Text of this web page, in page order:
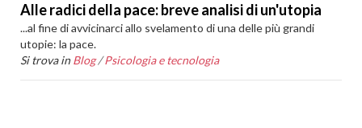
Alle radici della pace: breve analisi di un'utopia
...al fine di avvicinarci allo svelamento di una delle più grandi
utopie: la pace.
Si trova in Blog /Psicologia e tecnologia